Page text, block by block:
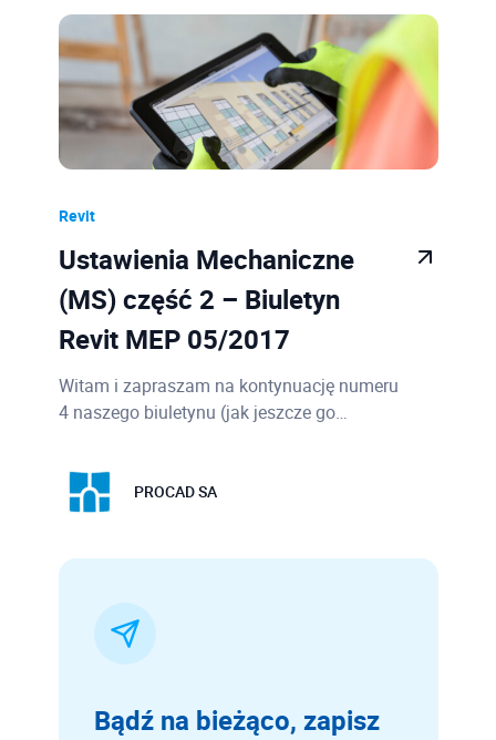
Revit
Ustawienia Mechaniczne
(MS) część 2 – Biuletyn
Revit MEP 05/2017
Witam i zapraszam na kontynuację numeru
4 naszego biuletynu (jak jeszcze go…
PROCAD SA
Bądź na bieżąco, zapisz